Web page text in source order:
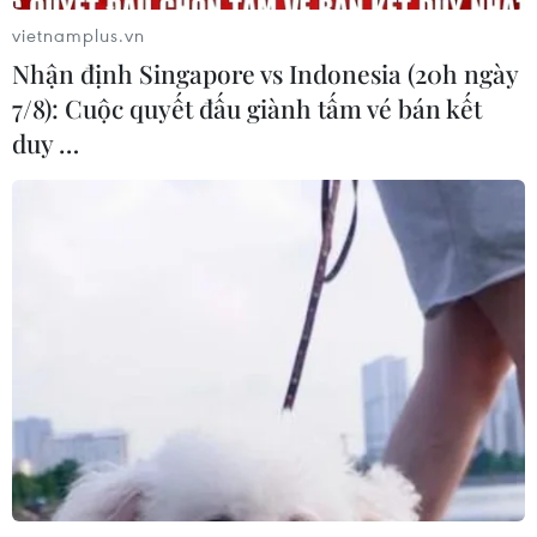
CƠ QUAN CHỦ QUẢN: THÔNG TẤN XÃ VIỆT NAM
Phó Tổng Biên tập: NGUYỄN THỊ TÁM, KHÚC THANH
Sở hữu trí tuệ
Quy định sử dụng
RSS
Ngôn ngữ
vietnamplus.vn
Nhận định Singapore vs Indonesia (20h ngày
7/8): Cuộc quyết đấu giành tấm vé bán kết
duy …